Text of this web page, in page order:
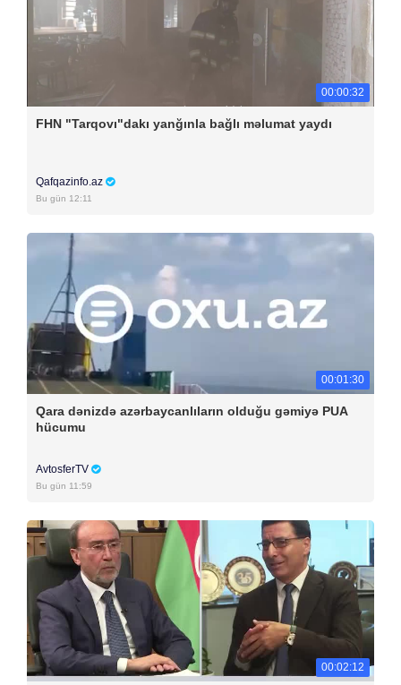
00:00:32
FHN "Tarqovı"dakı yanğınla bağlı məlumat yaydı
Qafqazinfo.az
Bu gün 12:11
00:01:30
Qara dənizdə azərbaycanlıların olduğu gəmiyə PUA
hücumu
AvtosferTV
Bu gün 11:59
00:02:12